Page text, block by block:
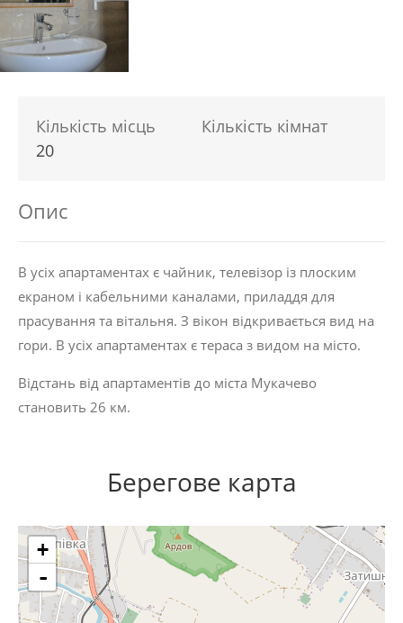
Кількість місць
20
Кількість кімнат
Опис
В усіх апартаментах є чайник, телевізор із плоским
екраном і кабельними каналами, приладдя для
прасування та вітальня. З вікон відкривається вид на
гори. В усіх апартаментах є тераса з видом на місто.
Відстань від апартаментів до міста Мукачево
становить 26 км.
Берегове карта
+
-